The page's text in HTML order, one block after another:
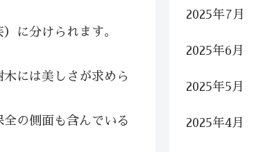
に分けられます。
には美しさが求めら
の側面も含んでいる
2025年7月
2025年6月
2025年5月
2025年4月